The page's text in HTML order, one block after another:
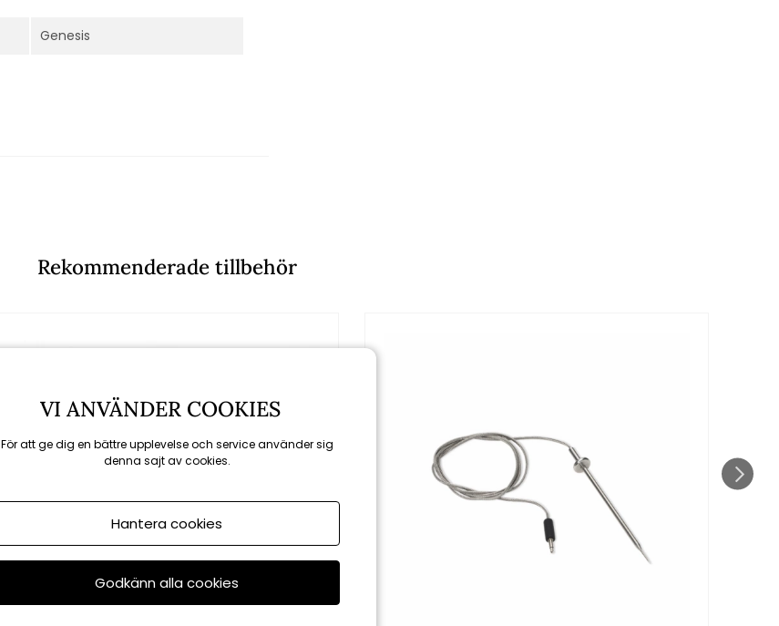
Genesis
Rekommenderade tillbehör
VI ANVÄNDER COOKIES
För att ge dig en bättre upplevelse och service använder sig
denna sajt av cookies.
Hantera cookies
Godkänn alla cookies